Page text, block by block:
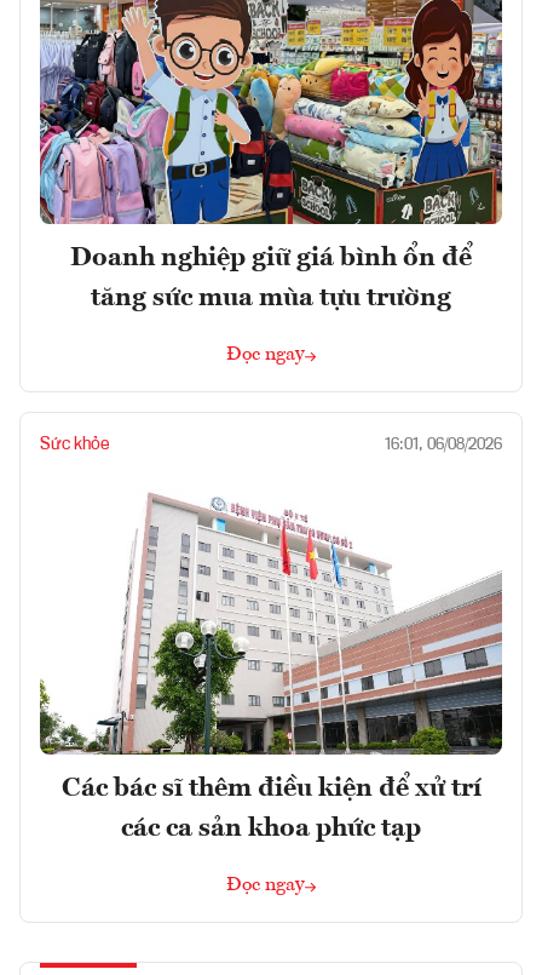
Doanh nghiệp giữ giá bình ổn để
tăng sức mua mùa tựu trường
Đọc ngay
Sức khỏe 16:01, 06/08/2026
Các bác sĩ thêm điều kiện để xử trí
các ca sản khoa phức tạp
Đọc ngay